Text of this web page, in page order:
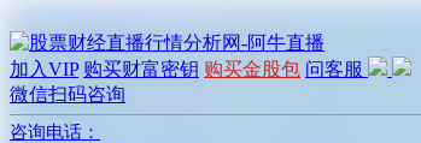
加入VIP 购买财富密钥 购买金股包 问客服
微信扫码咨询
咨询电话：